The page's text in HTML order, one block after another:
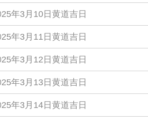
年3月10日黄道吉日
年3月11日黄道吉日
年3月12日黄道吉日
年3月13日黄道吉日
年3月14日黄道吉日